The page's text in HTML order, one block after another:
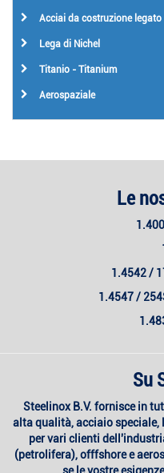
Acciai da costruzione legato
Lega di Nichel
Titanio - Titanium
Aerospaziale
Le
1.4542 /
1.4547 /
Su
Steelinox B.V. fornisce in
alta qualità, acciaio speciale,
per vari clienti
(petrolifera), offfshore e